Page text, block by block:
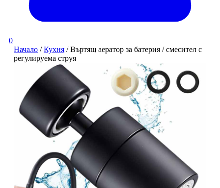
0
Начало /Кухня / Въртящ аератор за батерия / смесител с
регулируема струя